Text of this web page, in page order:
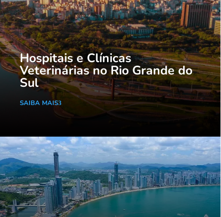
Hospitais e Clínicas
Veterinárias no Rio Grande do
Sul
SAIBA MAIS